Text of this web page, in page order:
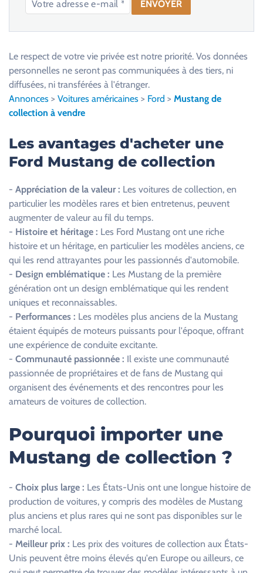
a
i
s
e
r
c
e
c
h
a
m
p
v
i
d
e
.
Le respect de votre vie privée est notre priorité. Vos données
personnelles ne seront pas communiquées à des tiers, ni
diffusées, ni transférées à l'étranger.
Annonces > Voitures américaines > Ford > Mustang de
collection à vendre
Les avantages d'acheter une
Ford Mustang de collection
- Appréciation de la valeur : Les voitures de collection, en
particulier les modèles rares et bien entretenus, peuvent
augmenter de valeur au fil du temps.
- Histoire et héritage : Les Ford Mustang ont une riche
histoire et un héritage, en particulier les modèles anciens, ce
qui les rend attrayantes pour les passionnés d'automobile.
- Design emblématique : Les Mustang de la première
génération ont un design emblématique qui les rendent
uniques et reconnaissables.
- Performances : Les modèles plus anciens de la Mustang
étaient équipés de moteurs puissants pour l'époque, offrant
une expérience de conduite excitante.
- Communauté passionnée : Il existe une communauté
passionnée de propriétaires et de fans de Mustang qui
organisent des événements et des rencontres pour les
amateurs de voitures de collection.
Pourquoi importer une
Mustang de collection ?
- Choix plus large : Les États-Unis ont une longue histoire de
production de voitures, y compris des modèles de Mustang
plus anciens et plus rares qui ne sont pas disponibles sur le
marché local.
- Meilleur prix : Les prix des voitures de collection aux États-
Unis peuvent être moins élevés qu'en Europe ou ailleurs, ce